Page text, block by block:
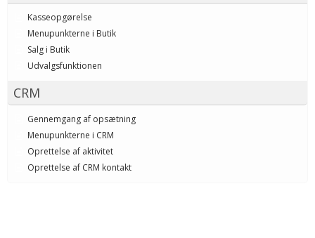
Kasseopgørelse
Menupunkterne i Butik
Salg i Butik
Udvalgsfunktionen
CRM
Gennemgang af opsætning
Menupunkterne i CRM
Oprettelse af aktivitet
Oprettelse af CRM kontakt